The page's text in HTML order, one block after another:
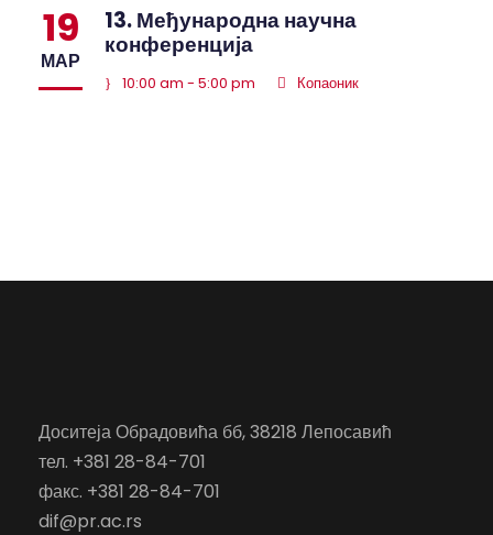
19
МАР
13. Међународна научна
конференција
10:00 am - 5:00 pm Копаоник
Доситеја Обрадовића бб, 38218 Лепосавић
тел. +381 28-84-701
факс. +381 28-84-701
dif@pr.ac.rs